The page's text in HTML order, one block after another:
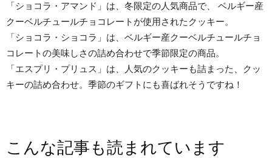
「ショコラ・アマンド」は、冬限定の人気商品で、 ベルギー産
クーベルチュールチョコレートが使用されたクッキー。
「ショコラ・ショコラ」は、ベルギー産クーベルチュールチョ
コレートの美味しさの詰め合わせで季節限定の商品。
「エスプリ・プリュス」は、人気のクッキーも詰まった、クッ
キーの詰め合わせ。季節のギフトにも喜ばれそうですね！
こんな記事も読まれています